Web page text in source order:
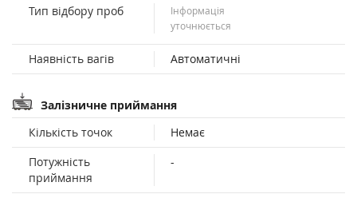
Тип відбору проб
Інформація
уточнюється
Наявність вагів Автоматичні
Залізничне приймання
Кількість точок
Немає
Потужність
приймання
-